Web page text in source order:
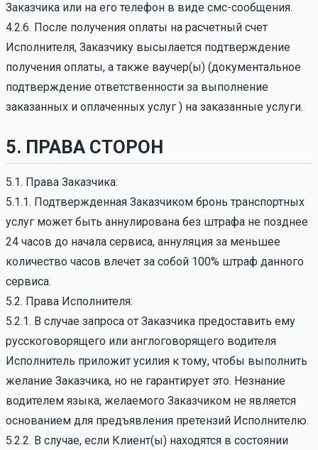
Заказчика или на его телефон в виде смс-сообщения.
4.2.6. После получения оплаты на расчетный счет
Исполнителя, Заказчику высылается подтверждение
получения оплаты, а также ваучер(ы) (документальное
подтверждение ответственности за выполнение
заказанных и оплаченных услуг ) на заказанные услуги.
5. ПРАВА СТОРОН
5.1. Права Заказчика:
5.1.1. Подтвержденная Заказчиком бронь транспортных
услуг может быть аннулирована без штрафа не позднее
24 часов до начала сервиса, аннуляция за меньшее
количество часов влечет за собой 100% штраф данного
сервиса.
5.2. Права Исполнителя:
5.2.1. В случае запроса от Заказчика предоставить ему
русскоговорящего или англоговорящего водителя
Исполнитель приложит усилия к тому, чтобы выполнить
желание Заказчика, но не гарантирует это. Незнание
водителем языка, желаемого Заказчиком не является
основанием для предъявления претензий Исполнителю.
5.2.2. В случае, если Клиент(ы) находятся в состоянии